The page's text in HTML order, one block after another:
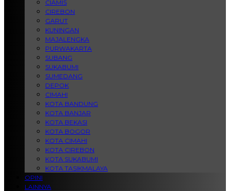
CIAMIS
CIREBON
GARUT
KUNINGAN
MAJALENGKA
PURWAKARTA
SUBANG
SUKABUMI
SUMEDANG
DEPOK
CIMAHI
KOTA BANDUNG
KOTA BANJAR
KOTA BEKASI
KOTA BOGOR
KOTA CIMAHI
KOTA CIREBON
KOTA SUKABUMI
KOTA TASIKMALAYA
OPINI
LAINNYA